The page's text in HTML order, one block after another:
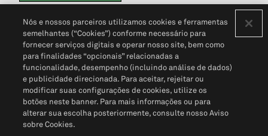
Política de PrivacidadePortal de privacidade do cliente (em inglês)
Não Venda Minhas Informações Pessoais© 2026 S&P Global
Nós e nossos parceiros utilizamos cookies e ferramentas
semelhantes (“Cookies”) conforme necessário para
fornecer serviços digitais e operar nosso site, bem como
para finalidades “opcionais” relacionadas a
funcionalidade, desempenho (incluindo análise de dados)
e publicidade direcionada. Para aceitar, rejeitar ou
modificar suas configurações de cookies, utilize os
botões neste banner. Para mais informações ou para
alterar sua escolha posteriormente, consulte nosso Aviso
sobre Cookies.